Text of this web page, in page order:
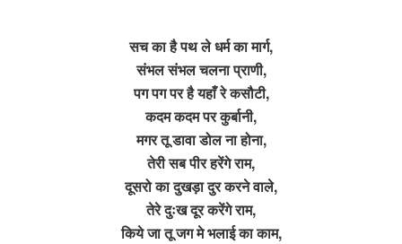
सच का है पथ ले धर्म का मार्ग,
संभल संभल चलना प्राणी,
पग पग पर है यहाँ रे कसौटी,
कदम कदम पर कुर्बानी,
मगर तू डावा डोल ना होना,
तेरी सब पीर हरेंगे राम,
दूसरो का दुखड़ा दुर करने वाले,
तेरे दुःख दूर करेंगे राम,
किये जा तू जग मे भलाई का काम,